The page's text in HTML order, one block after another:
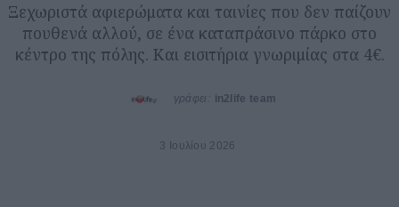
Ξεχωριστά αφιερώματα και ταινίες που δεν παίζουν
πουθενά αλλού, σε ένα καταπράσινο πάρκο στο
κέντρο της πόλης. Και εισιτήρια γνωριμίας στα 4€.
γράφει: in2life team
3 Ιουλίου 2026